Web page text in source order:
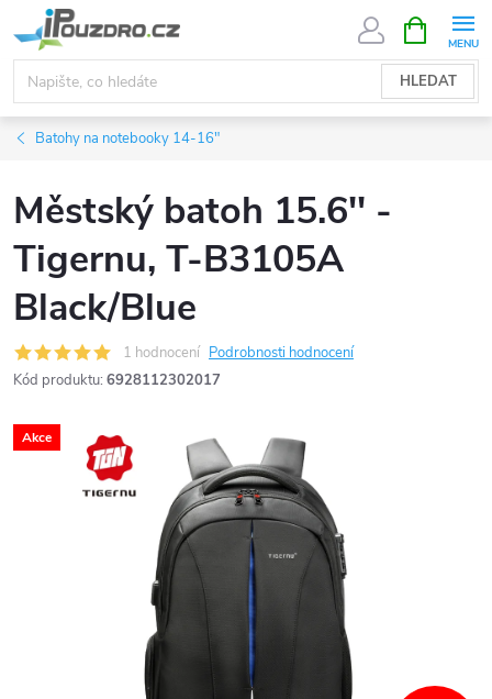
na
obsah
HLEDAT
NÁKUPNÍ
KOŠÍK
Batohy na notebooky 14-16"
Městský batoh 15.6'' -
Tigernu, T-B3105A
Black/Blue
1 hodnocení Podrobnosti hodnocení
Kód produktu: 6928112302017
Akce